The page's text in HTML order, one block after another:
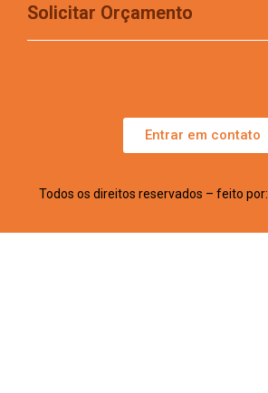
Solicitar Orçamento
Entrar em contato
Todos os direitos reservados – feito por: